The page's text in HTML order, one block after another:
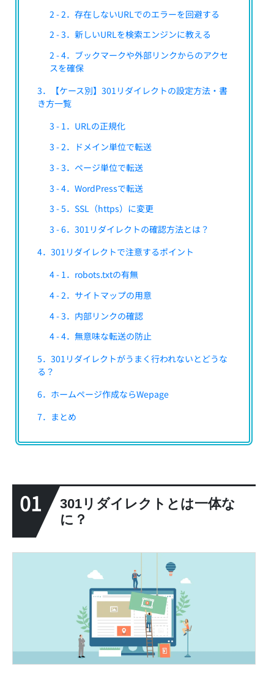
2 - 2．存在しないURLでのエラーを回避する
2 - 3．新しいURLを検索エンジンに教える
2 - 4．ブックマークや外部リンクからのアクセ
スを確保
3．【ケース別】301リダイレクトの設定方法・書
き方一覧
3 - 1．URLの正規化
3 - 2．ドメイン単位で転送
3 - 3．ページ単位で転送
3 - 4．WordPressで転送
3 - 5．SSL（https）に変更
3 - 6．301リダイレクトの確認方法とは？
4．301リダイレクトで注意するポイント
4 - 1．robots.txtの有無
4 - 2．サイトマップの用意
4 - 3．内部リンクの確認
4 - 4．無意味な転送の防止
5．301リダイレクトがうまく行われないとどうな
る？
6．ホームページ作成ならWepage
7．まとめ
01
301リダイレクトとは一体な
に？